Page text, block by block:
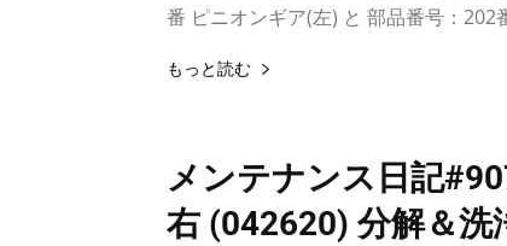
番 ピニオンギア(左) と 部品番号：
もっと読む
メンテナンス日記
右 (042620) 分解＆洗